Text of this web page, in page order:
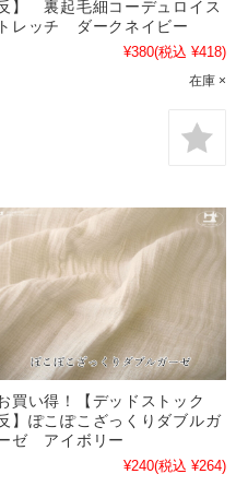
】 裏起毛細コーデュロイス
トレッチ ダークネイビー
¥380(税込 ¥418)
在庫 ×
買い得！【デッドストック
】ぽこぽこざっくりダブルガ
ゼ アイボリー
¥240(税込 ¥264)